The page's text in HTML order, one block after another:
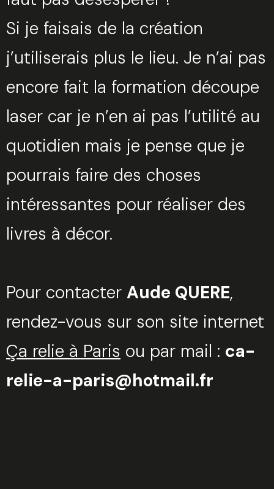
Si je faisais de la création
j’utiliserais plus le lieu. Je n’ai pas
encore fait la formation découpe
laser car je n’en ai pas l’utilité au
quotidien mais je pense que je
pourrais faire des choses
intéressantes pour réaliser des
livres à décor.
Pour contacter Aude QUERE,
rendez-vous sur son site internet
Ça relie à Paris ou par mail : ca-
relie-a-paris@hotmail.fr